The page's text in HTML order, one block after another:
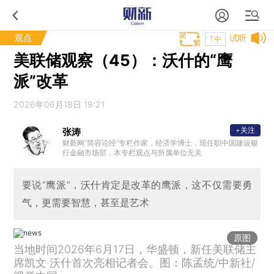
观点 试听
T中
美联储观察（45）：沃什的“鹰
派”改革
2026年06月18日 19:21
张涛
财新网“简容论经”专栏作家，经济学博士，现任职中国建设银
行金融市场部，本专栏观点与所属单位无关
+关注
要说“鹰派”，沃什肯定是改革的鹰派，这不仅需要勇
气，更需要智慧，甚至是艺术
原图
当地时间2026年6月17日，华盛顿，新任美联储主
席凯文·沃什首次亮相记者会。图：陈孟统/中新社/